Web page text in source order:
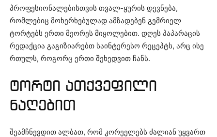
პროფესიონალებისთვის თვალ-ყურის დევნება,
რომლებიც მოხერხებულად ამზადებენ გემრიელ
ტორტებს ერთი მეორეს მიყოლებით. დღეს პაპარაცის
რედაქცია გაგიზიარებთ საინტერესო რეცეპტს, არც ისე
რთულს, როგორც ერთი შეხედვით ჩანს.
ტორტი ათქვეფილი
ნაღებით
შეამჩნევდით ალბათ, რომ კორეელებს ძალიან უყვართ